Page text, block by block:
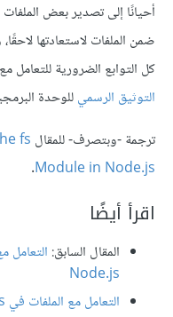
أحيانًا إلى تصدير بعض
ضمن الملفات لاستعادتها
كل التوابع الضرورية للتعامل
التوثيق الرسميللوحدة
ترجمة -وبتصرف- للمقال fs
Module in Node.js
.
اقرأ أيضًا
المقال السابق:
Node.js
التعامل مع الملفات في Node.js